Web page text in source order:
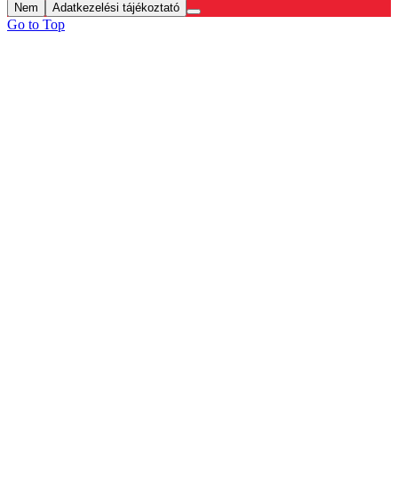
Nem
Adatkezelési tájékoztató
Go to Top